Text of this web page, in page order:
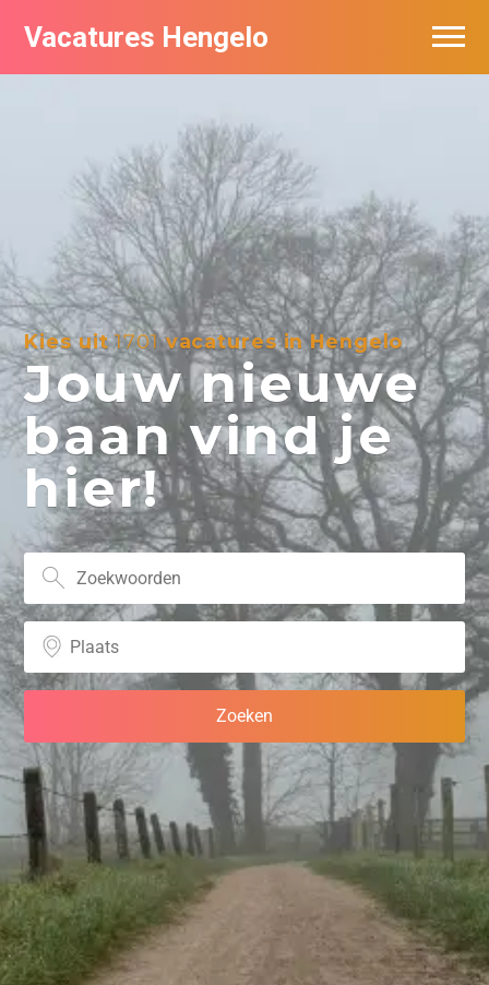
Vacatures Hengelo
Kies uit1701vacatures in Hengelo
Jouw nieuwe
baan vind je
hier!
Vacatures per bedrijf in Hengelo
Nieuwsbrief feed